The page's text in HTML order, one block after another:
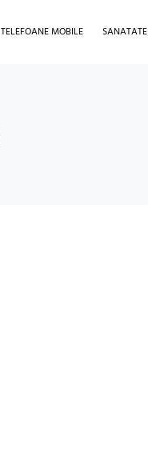
TELEFOANE MOBILE SANATATE